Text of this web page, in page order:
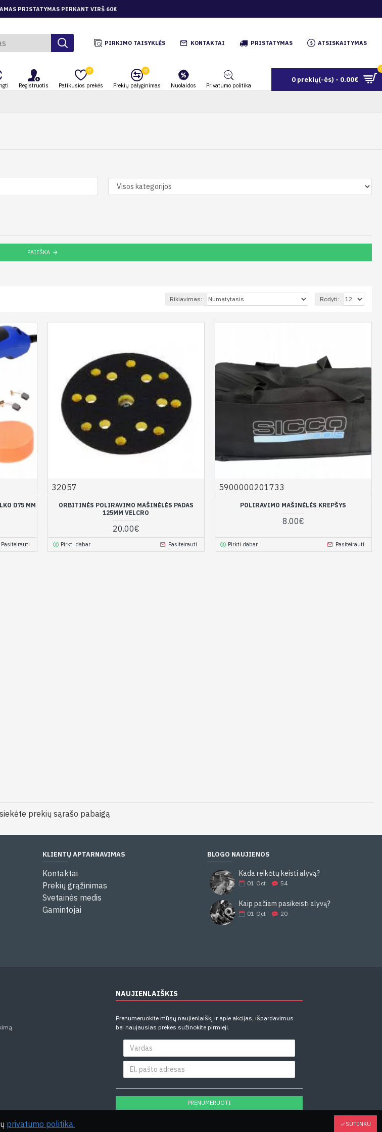
PRISTATYMAS PERKANT VIRŠ 60€
PIRKIMO TAISYKLĖS KONTAKTAI PRISTATYMAS ATSISKAITYMAS
Registruotis Patikusios prekės
0
Prekių palyginimas
0
Nuolaidos Privatumo politika
0 prekių(-ės) - 0.00€
PAIEŠKA
Rikiavimas: Rodyti:
D75 MM
Pasiteirauti
32057
ORBITINĖS POLIRAVIMO MAŠINĖLĖS PADAS
125MM VELCRO
20.00€
Pirkti dabar Pasiteirauti
5900000201733
POLIRAVIMO MAŠINĖLĖS KREPŠYS
8.00€
Pirkti dabar Pasiteirauti
prekių sąrašo pabaigą
KLIENTŲ APTARNAVIMAS
Kontaktai
Prekių grąžinimas
Svetainės medis
Gamintojai
BLOGO NAUJIENOS
Kada reikėtų keisti alyvą?
01 Oct 54
Kaip pačiam pasikeisti alyvą?
01 Oct 20
NAUJIENLAIŠKIS
Prenumeruokite mūsų naujienlaiškį ir apie akcijas, išpardavimus
bei naujausias prekes sužinokite pirmieji.
PRENUMERUOTI
SUTINKU
privatumo politika.